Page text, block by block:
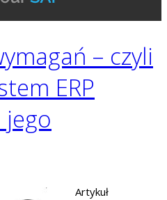
– czyli
ERP
jego
Artykuł